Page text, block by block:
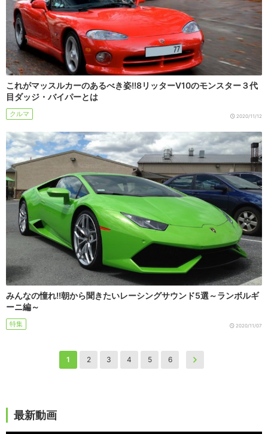
これがマッスルカーのあるべき姿!!8リッターV10のモンスター３代
目ダッジ・バイパーとは
クルマ 2020/11/12
みんなの憧れ!!朝から聞きたいレーシングサウンド5選～ランボルギ
ーニ編～
特集 2020/11/07
1 2 3 4 5 6
最新動画